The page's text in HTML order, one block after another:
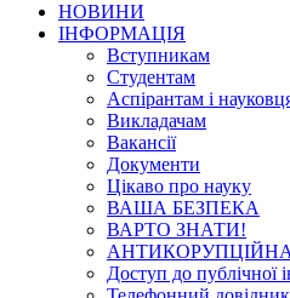
НОВИНИ
ІНФОРМАЦІЯ
Вступникам
Студентам
Аспірантам і
Викладачам
Вакансії
Документи
Цікаво про науку
ВАША БЕЗПЕКА
ВАРТО ЗНАТИ!
АНТИКОРУПЦІЙНА
Доступ до публічної